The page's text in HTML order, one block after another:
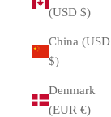
(USD $)
China (USD
$)
Denmark
(EUR €)